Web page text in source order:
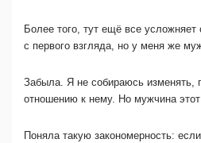
Более того, тут ещё все
с первого взгляда, но у меня же
Забыла. Я не собираюсь изменять,
отношению к нему. Но мужчина
Поняла такую закономерность: